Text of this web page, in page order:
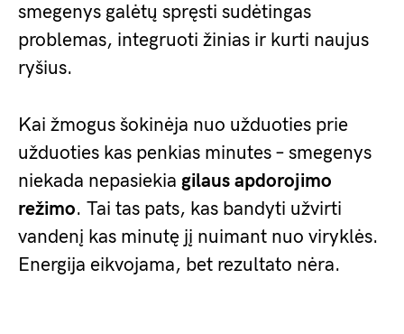
smegenys galėtų spręsti sudėtingas
problemas, integruoti žinias ir kurti naujus
ryšius.
Kai žmogus šokinėja nuo užduoties prie
užduoties kas penkias minutes – smegenys
niekada nepasiekia gilaus apdorojimo
režimo. Tai tas pats, kas bandyti užvirti
vandenį kas minutę jį nuimant nuo viryklės.
Energija eikvojama, bet rezultato nėra.